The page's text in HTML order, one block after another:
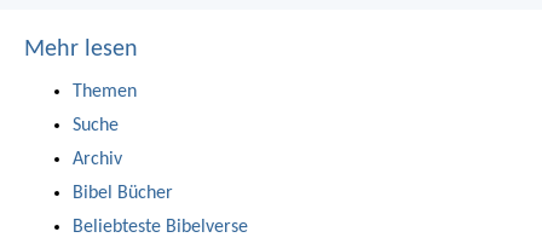
Mehr lesen
Themen
Suche
Archiv
Bibel Bücher
Beliebteste Bibelverse